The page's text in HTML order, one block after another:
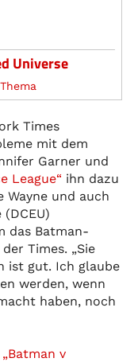
Universe
Times
mit dem
Garner und
League“ ihn dazu
Wayne und auch
das Batman-
Times. „Sie
ist gut. Ich glaube
werden, wenn
haben, noch
„Batman v